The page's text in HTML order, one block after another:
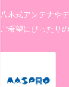
八木式アンテナや
ご希望にぴったり